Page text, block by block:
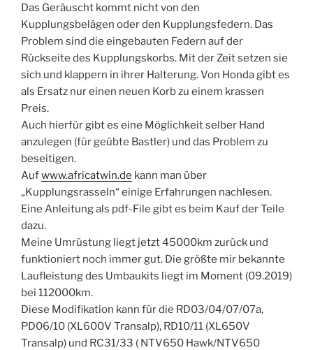
Das Geräuscht kommt nicht von den
Kupplungsbelägen oder den Kupplungsfedern. Das
Problem sind die eingebauten Federn auf der
Rückseite des Kupplungskorbs. Mit der Zeit setzen sie
sich und klappern in ihrer Halterung. Von Honda gibt es
als Ersatz nur einen neuen Korb zu einem krassen
Preis.
Auch hierfür gibt es eine Möglichkeit selber Hand
anzulegen (für geübte Bastler) und das Problem zu
beseitigen.
Aufwww.africatwin.de kann man über
„Kupplungsrasseln“ einige Erfahrungen nachlesen.
Eine Anleitung als pdf-File gibt es beim Kauf der Teile
dazu.
Meine Umrüstung liegt jetzt 45000km zurück und
funktioniert noch immer gut. Die größte mir bekannte
Laufleistung des Umbaukits liegt im Moment (09.2019)
bei 112000km.
Diese Modifikation kann für die RD03/04/07/07a,
PD06/10 (XL600V Transalp), RD10/11 (XL650V
Transalp) und RC31/33 ( NTV650 Hawk/NTV650